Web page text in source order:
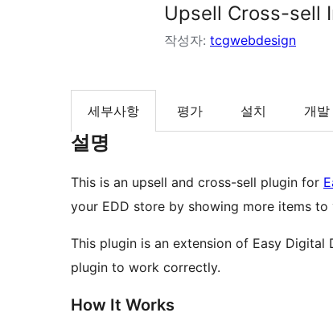
Upsell Cross-sell
작성자: tcgwebdesign
세부사항 평가 설치 개발
설명
This is an upsell and cross-sell plugin for
your EDD store by showing more items
This plugin is an extension of Easy
plugin to work correctly.
How It Works